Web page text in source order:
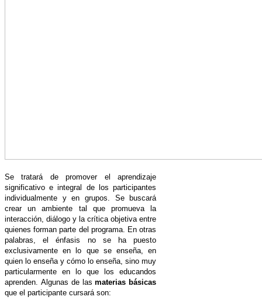
Se tratará de promover el aprendizaje
significativo e integral de los participantes
individualmente y en grupos. Se buscará
crear un ambiente tal que promueva la
interacción, diálogo y la crítica objetiva entre
quienes forman parte del programa. En otras
palabras, el énfasis no se ha puesto
exclusivamente en lo que se enseña, en
quien lo enseña y cómo lo enseña, sino muy
particularmente en lo que los educandos
aprenden. Algunas de lasmaterias básicas
que el participante cursará son: